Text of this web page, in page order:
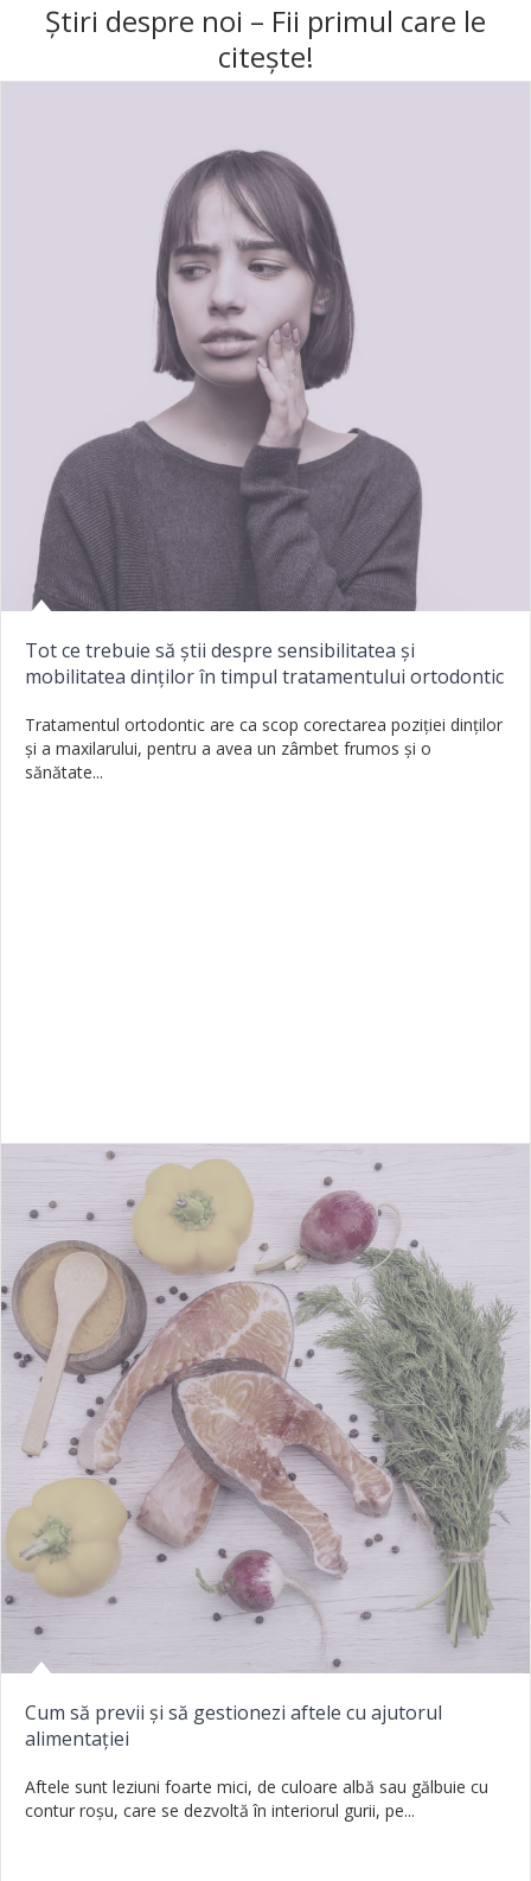
Știri despre noi – Fii primul care le
citește!
Tot ce trebuie să știi despre sensibilitatea și
mobilitatea dinților în timpul tratamentului ortodontic
Tratamentul ortodontic are ca scop corectarea poziției dinților
și a maxilarului, pentru a avea un zâmbet frumos și o
sănătate...
Cum să previi și să gestionezi aftele cu ajutorul
alimentației
Aftele sunt leziuni foarte mici, de culoare albă sau gălbuie cu
contur roșu, care se dezvoltă în interiorul gurii, pe...